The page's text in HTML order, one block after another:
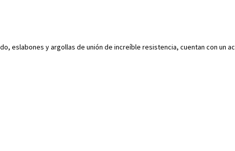
eslabones y argollas de unión de increíble resistencia, cuentan con un